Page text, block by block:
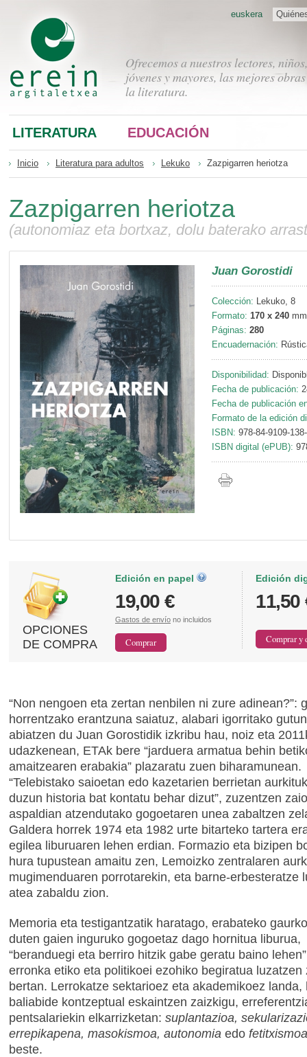
Ofrecemos a nuestros lectores, niños,
jóvenes y mayores, las mejores
la literatura.
euskera
LITERATURA EDUCACIÓN
Inicio Literatura para adultos Lekuko Zazpigarren heriotza
Zazpigarren heriotza
(autonomiaz eta bortxaz, dolu baterako
Juan Gorostidi
Colección: Lekuko, 8
Formato: 170 x 240 mm
Páginas: 280
Encuadernación:
Disponibilidad:
Fecha de publicación:
Fecha de publicación
Formato de la edición
ISBN: 978-84-9109-
ISBN digital (ePUB):
OPCIONES
DE COMPRA
Edición en papel
19,00 €
Gastos de envío no incluidos
Edición
11,50
“Non nengoen eta zertan nenbilen ni zure adinean?”:
horrentzako erantzuna saiatuz, alabari igorritako
abiatzen du Juan Gorostidik izkribu hau, noiz eta
udazkenean, ETAk bere “jarduera armatua behin
amaitzearen erabakia” plazaratu zuen biharamunean.
“Telebistako saioetan edo kazetarien berrietan
duzun historia bat kontatu behar dizut”, zuzentzen
aspaldian atzendutako gogoetaren unea zabaltzen
Galdera horrek 1974 eta 1982 urte bitarteko tartera
egilea liburuaren lehen erdian. Formazio eta bizipen
hura tupustean amaitu zen, Lemoizko zentralaren
mugimenduaren porrotarekin, eta barne-erbesteratze
atea zabaldu zion.
Memoria eta testigantzatik haratago, erabateko
duten gaien inguruko gogoetaz dago hornitua liburua,
“beranduegi eta berriro hitzik gabe geratu baino
erronka etiko eta politikoei ezohiko begiratua luzatzen
bertan. Lerrokatze sektarioez eta akademikoez landa,
baliabide kontzeptual eskaintzen zaizkigu,
pentsalariekin elkarrizketan: suplantazioa,
errepikapena, masokismoa, autonomia edo fetitxismoa
beste.